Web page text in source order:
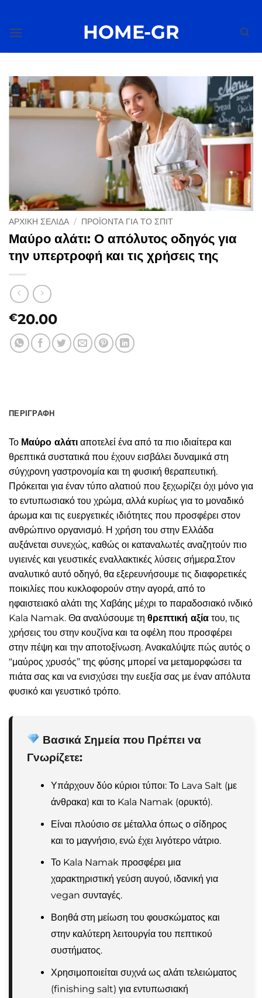
περιεχόμενο
HOME-GR
ΑΡΧΙΚΉ ΣΕΛΊΔΑ / ΠΡΟΪΌΝΤΑ ΓΙΑ ΤΟ ΣΠΊΤ
Μαύρο αλάτι: Ο απόλυτος οδηγός για
την υπερτροφή και τις χρήσεις της
€20.00
ΠΕΡΙΓΡΑΦΉ
Το Μαύρο αλάτι αποτελεί ένα από τα πιο ιδιαίτερα και
θρεπτικά συστατικά που έχουν εισβάλει δυναμικά στη
σύγχρονη γαστρονομία και τη φυσική θεραπευτική.
Πρόκειται για έναν τύπο αλατιού που ξεχωρίζει όχι μόνο για
το εντυπωσιακό του χρώμα, αλλά κυρίως για το μοναδικό
άρωμα και τις ευεργετικές ιδιότητες που προσφέρει στον
ανθρώπινο οργανισμό. Η χρήση του στην Ελλάδα
αυξάνεται συνεχώς, καθώς οι καταναλωτές αναζητούν πιο
υγιεινές και γευστικές εναλλακτικές λύσεις σήμερα.Στον
αναλυτικό αυτό οδηγό, θα εξερευνήσουμε τις διαφορετικές
ποικιλίες που κυκλοφορούν στην αγορά, από το
ηφαιστειακό αλάτι της Χαβάης μέχρι το παραδοσιακό ινδικό
Kala Namak. Θα αναλύσουμε τη θρεπτική αξία του, τις
χρήσεις του στην κουζίνα και τα οφέλη που προσφέρει
στην πέψη και την αποτοξίνωση. Ανακαλύψτε πώς αυτός ο
“μαύρος χρυσός” της φύσης μπορεί να μεταμορφώσει τα
πιάτα σας και να ενισχύσει την ευεξία σας με έναν απόλυτα
φυσικό και γευστικό τρόπο.
Βασικά Σημεία που Πρέπει να
Γνωρίζετε:
Υπάρχουν δύο κύριοι τύποι: Το Lava Salt (με
άνθρακα) και το Kala Namak (ορυκτό).
Είναι πλούσιο σε μέταλλα όπως ο σίδηρος
και το μαγνήσιο, ενώ έχει λιγότερο νάτριο.
Το Kala Namak προσφέρει μια
χαρακτηριστική γεύση αυγού, ιδανική για
vegan συνταγές.
Βοηθά στη μείωση του φουσκώματος και
στην καλύτερη λειτουργία του πεπτικού
συστήματος.
Χρησιμοποιείται συχνά ως αλάτι τελειώματος
(finishing salt) για εντυπωσιακή